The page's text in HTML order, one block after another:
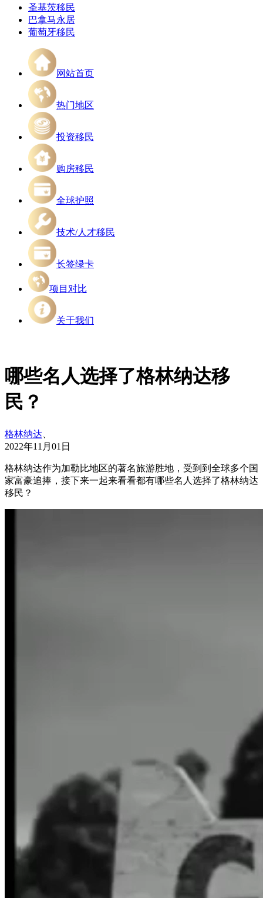
圣基茨移民
巴拿马永居
葡萄牙移民
网站首页
热门地区
投资移民
购房移民
全球护照
技术/人才移民
长签绿卡
项目对比
关于我们
哪些名人选择了格林纳达移
民？
格林纳达
2022年11月01日
格林纳达作为加勒比地区的著名旅游胜地，受到到全球多个国
家富豪追捧，接下来一起来看看都有哪些名人选择了格林纳达
移民？